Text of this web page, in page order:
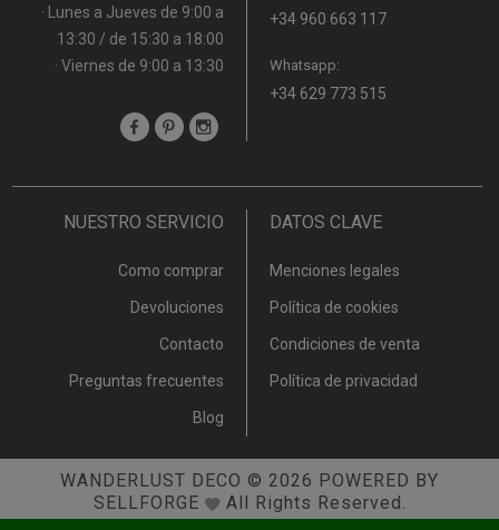
· Lunes a Jueves de 9:00 a
13:30 / de 15:30 a 18:00
· Viernes de 9:00 a 13:30
+34 960 663 117
Whatsapp:
+34 629 773 515
NUESTRO SERVICIO
Como comprar
Devoluciones
Contacto
Preguntas frecuentes
Blog
DATOS CLAVE
Menciones legales
Política de cookies
Condiciones de venta
Política de privacidad
WANDERLUST DECO © 2026 POWERED BY
SELLFORGE
All Rights Reserved.